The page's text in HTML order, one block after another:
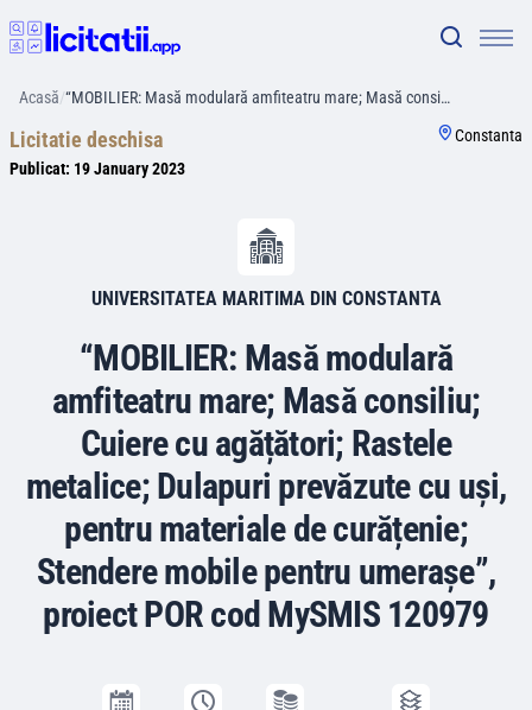
Acasă/“MOBILIER: Masă modulară amfiteatru mare; Masă consi…
Licitatie deschisa
Publicat: 19 January 2023
Constanta
UNIVERSITATEA MARITIMA DIN CONSTANTA
“MOBILIER: Masă modulară
amfiteatru mare; Masă consiliu;
Cuiere cu agățători; Rastele
metalice; Dulapuri prevăzute cu uși,
pentru materiale de curățenie;
Stendere mobile pentru umerașe”,
proiect POR cod MySMIS 120979